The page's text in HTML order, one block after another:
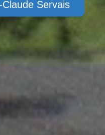
Servais